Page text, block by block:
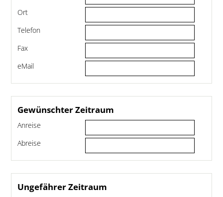
Ort
Telefon
Fax
eMail
Gewünschter Zeitraum
Anreise
Abreise
Ungefährer Zeitraum